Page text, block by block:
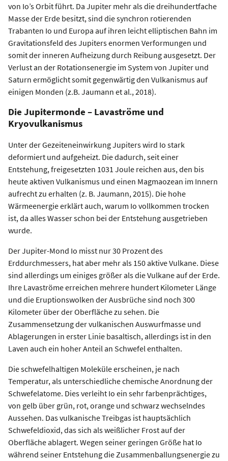
von Io’s Orbit führt. Da Jupiter mehr als die dreihundertfache
Masse der Erde besitzt, sind die synchron rotierenden
Trabanten Io und Europa auf ihren leicht elliptischen Bahn im
Gravitationsfeld des Jupiters enormen Verformungen und
somit der inneren Aufheizung durch Reibung ausgesetzt. Der
Verlust an der Rotationsenergie im System von Jupiter und
Saturn ermöglicht somit gegenwärtig den Vulkanismus auf
einigen Monden (z.B. Jaumann et al., 2018).
Die Jupitermonde – Lavaströme und
Kryovulkanismus
Unter der Gezeiteneinwirkung Jupiters wird Io stark
deformiert und aufgeheizt. Die dadurch, seit einer
Entstehung, freigesetzten 1031 Joule reichen aus, den bis
heute aktiven Vulkanismus und einen Magmaozean im Innern
aufrecht zu erhalten (z. B. Jaumann, 2015). Die hohe
Wärmeenergie erklärt auch, warum Io vollkommen trocken
ist, da alles Wasser schon bei der Entstehung ausgetrieben
wurde.
Der Jupiter-Mond Io misst nur 30 Prozent des
Erddurchmessers, hat aber mehr als 150 aktive Vulkane. Diese
sind allerdings um einiges größer als die Vulkane auf der Erde.
Ihre Lavaströme erreichen mehrere hundert Kilometer Länge
und die Eruptionswolken der Ausbrüche sind noch 300
Kilometer über der Oberfläche zu sehen. Die
Zusammensetzung der vulkanischen Auswurfmasse und
Ablagerungen in erster Linie basaltisch, allerdings ist in den
Laven auch ein hoher Anteil an Schwefel enthalten.
Die schwefelhaltigen Moleküle erscheinen, je nach
Temperatur, als unterschiedliche chemische Anordnung der
Schwefelatome. Dies verleiht Io ein sehr farbenprächtiges,
von gelb über grün, rot, orange und schwarz wechselndes
Aussehen. Das vulkanische Treibgas ist hauptsächlich
Schwefeldioxid, das sich als weißlicher Frost auf der
Oberfläche ablagert. Wegen seiner geringen Größe hat Io
während seiner Entstehung die Zusammenballungsenergie zu